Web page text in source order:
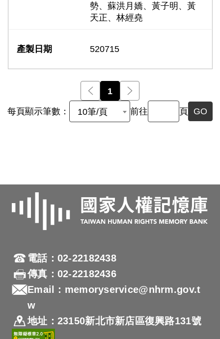
勢、蘇洪月嬌、黃子明、黃
天正、林經堯
520715
前一頁
1
每頁顯示筆數： 10筆/頁 前往 頁 GO
電話：02-22182438
傳真：02-22182436
Email：memoryservice@nhrm.gov.t
w
地址：23150新北市新店區復興路131號